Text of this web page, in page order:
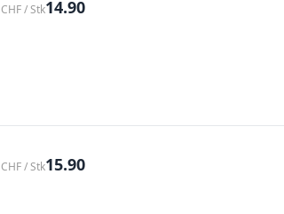
CHF / Stk14.90
CHF / Stk15.90